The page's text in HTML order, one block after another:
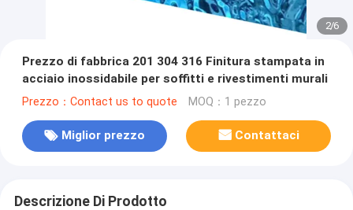
2/6
Prezzo di fabbrica 201 304 316 Finitura stampata in
acciaio inossidabile per soffitti e rivestimenti murali
Prezzo：Contact us to quote MOQ：1 pezzo
Miglior prezzo Contattaci
Descrizione Di Prodotto